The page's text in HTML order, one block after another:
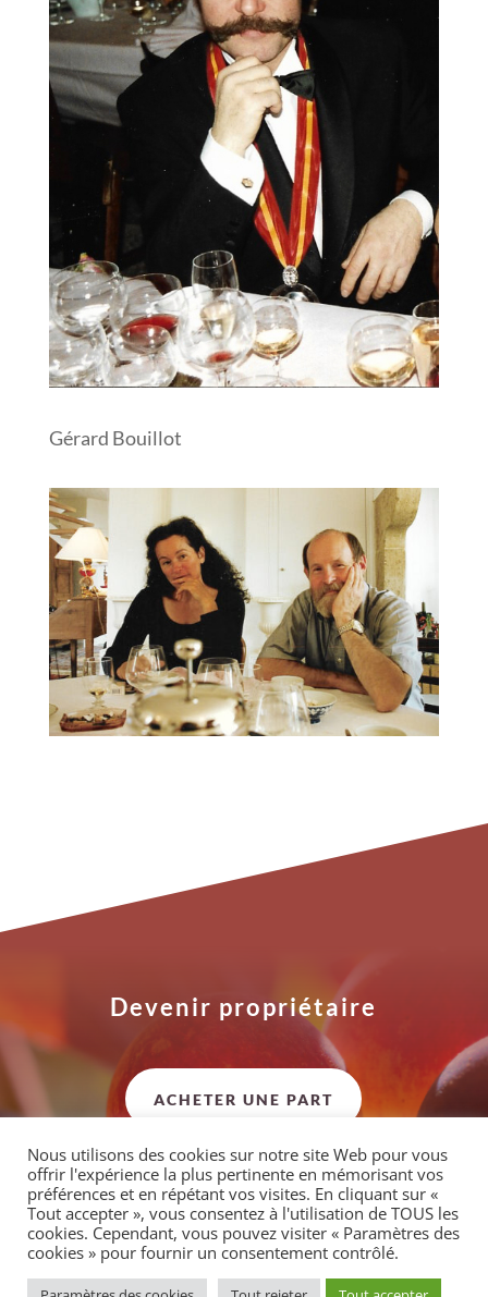
Gérard Bouillot
Devenir propriétaire
ACHETER UNE PART
Anne-Marie Hudelot Verdel @ 2021 - Tous droits
réservés.
Photos:Armelle Photographe- Photos d'archive:
Nous utilisons des cookies sur notre site Web pour vous
offrir l'expérience la plus pertinente en mémorisant vos
préférences et en répétant vos visites. En cliquant sur «
Tout accepter », vous consentez à l'utilisation de TOUS les
cookies. Cependant, vous pouvez visiter « Paramètres des
cookies » pour fournir un consentement contrôlé.